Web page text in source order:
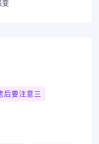
变
后要注意三